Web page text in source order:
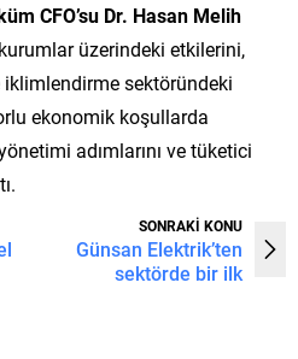
CFO’su Dr. Hasan Melih
üzerindeki etkilerini,
iklimlendirme sektöründeki
ekonomik koşullarda
adımlarını ve tüketici
SONRAKİ KONU
Günsan Elektrik’ten
sektörde bir ilk